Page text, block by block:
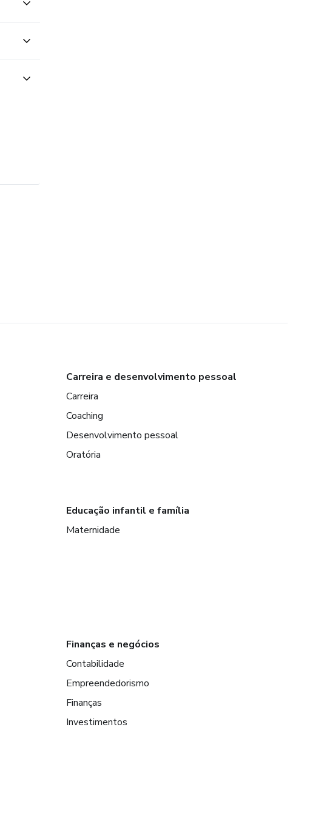
Carreira e desenvolvimento pessoal
Carreira
Coaching
Desenvolvimento pessoal
Oratória
Educação infantil e família
Maternidade
Finanças e negócios
Contabilidade
Empreendedorismo
Finanças
Investimentos